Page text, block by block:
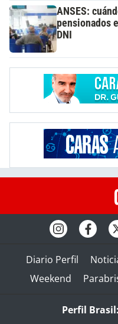
ANSES:
pensionados
DNI
Diario Perfil
Weekend
Perfil Brasil: